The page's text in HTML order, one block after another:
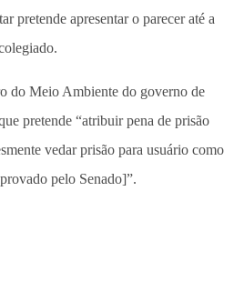
pretende apresentar o parecer até a
do Meio Ambiente do governo de
pretende “atribuir pena de prisão
vedar prisão para usuário como
pelo Senado]”.